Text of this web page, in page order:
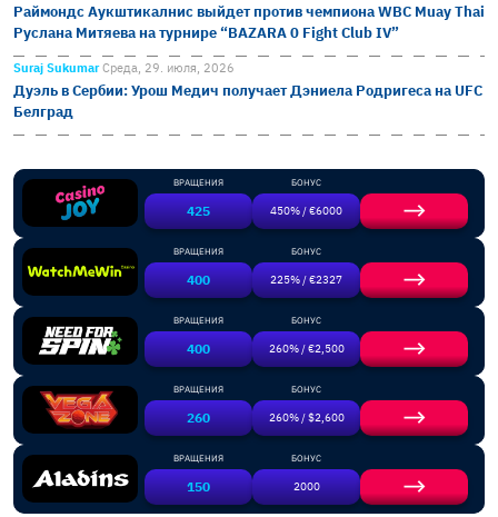
Раймондс Аукштикалнис выйдет против чемпиона WBC Muay Thai
Руслана Митяева на турнире “BAZARA 0 Fight Club IV”
Suraj SukumarСреда, 29. июля, 2026
Дуэль в Сербии: Урош Медич получает Дэниела Родригеса на UFC
Белград
ВРАЩЕНИЯ
425
БОНУС
450% / €6000
ВРАЩЕНИЯ
400
БОНУС
225% / €2327
ВРАЩЕНИЯ
400
БОНУС
260% / €2,500
ВРАЩЕНИЯ
260
БОНУС
260% / $2,600
ВРАЩЕНИЯ
150
БОНУС
2000